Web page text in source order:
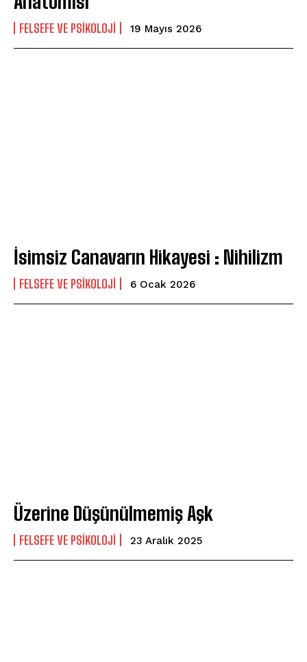
FELSEFE VE PSIKOLOJI 19 Mayıs 2026
İsimsiz Canavarın Hikayesi : Nihilizm
FELSEFE VE PSIKOLOJI 6 Ocak 2026
Üzerine Düşünülmemiş Aşk
FELSEFE VE PSIKOLOJI 23 Aralık 2025